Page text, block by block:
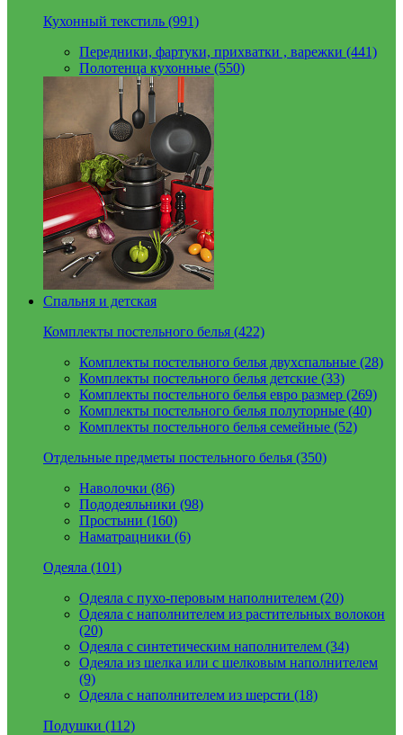
Кухонный текстиль (991)
Передники, фартуки, прихватки , варежки (441)
Полотенца кухонные (550)
Спальня и детская
Комплекты постельного белья (422)
Комплекты постельного белья двухспальные (28)
Комплекты постельного белья детские (33)
Комплекты постельного белья евро размер (269)
Комплекты постельного белья полуторные (40)
Комплекты постельного белья семейные (52)
Отдельные предметы постельного белья (350)
Наволочки (86)
Пододеяльники (98)
Простыни (160)
Наматрацники (6)
Одеяла (101)
Одеяла с пухо-перовым наполнителем (20)
Одеяла с наполнителем из растительных волокон
(20)
Одеяла с синтетическим наполнителем (34)
Одеяла из шелка или с шелковым наполнителем
(9)
Одеяла с наполнителем из шерсти (18)
Подушки (112)